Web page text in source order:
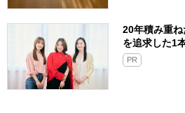
20年積み重ね
を追求した1
PR